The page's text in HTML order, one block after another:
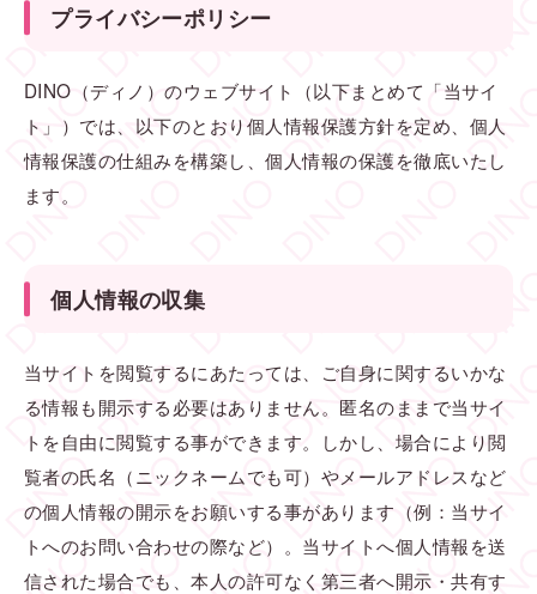
プライバシーポリシー
DINO（ディノ）のウェブサイト（以下まとめて「当サイ
ト」）では、以下のとおり個人情報保護方針を定め、個人
情報保護の仕組みを構築し、個人情報の保護を徹底いたし
ます。
個人情報の収集
当サイトを閲覧するにあたっては、ご自身に関するいかな
る情報も開示する必要はありません。匿名のままで当サイ
トを自由に閲覧する事ができます。しかし、場合により閲
覧者の氏名（ニックネームでも可）やメールアドレスなど
の個人情報の開示をお願いする事があります（例：当サイ
トへのお問い合わせの際など）。当サイトへ個人情報を送
信された場合でも、本人の許可なく第三者へ開示・共有す